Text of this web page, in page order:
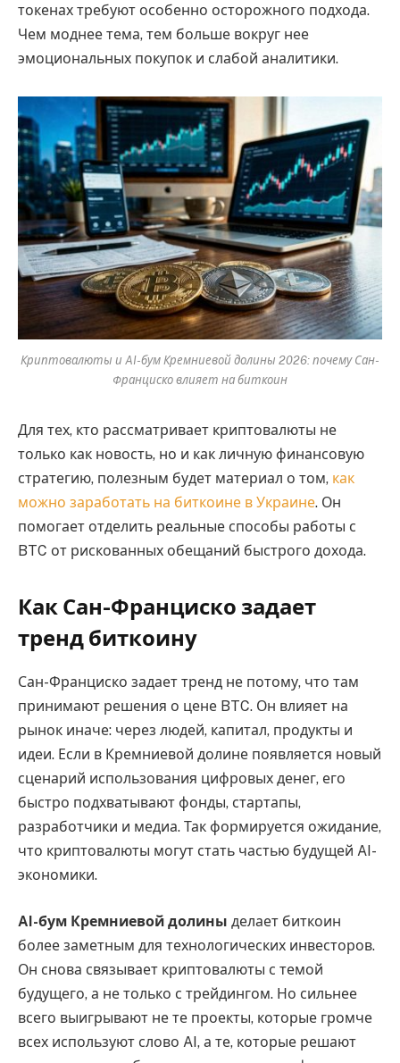
токенах требуют особенно осторожного подхода.
Чем моднее тема, тем больше вокруг нее
эмоциональных покупок и слабой аналитики.
Криптовалюты и AI-бум Кремниевой долины 2026: почему Сан-
Франциско влияет на биткоин
Для тех, кто рассматривает криптовалюты не
только как новость, но и как личную финансовую
стратегию, полезным будет материал о том, как
можно заработать на биткоине в Украине. Он
помогает отделить реальные способы работы с
BTC от рискованных обещаний быстрого дохода.
Как Сан-Франциско задает
тренд биткоину
Сан-Франциско задает тренд не потому, что там
принимают решения о цене BTC. Он влияет на
рынок иначе: через людей, капитал, продукты и
идеи. Если в Кремниевой долине появляется новый
сценарий использования цифровых денег, его
быстро подхватывают фонды, стартапы,
разработчики и медиа. Так формируется ожидание,
что криптовалюты могут стать частью будущей AI-
экономики.
AI-бум Кремниевой долины делает биткоин
более заметным для технологических инвесторов.
Он снова связывает криптовалюты с темой
будущего, а не только с трейдингом. Но сильнее
всего выигрывают не те проекты, которые громче
всех используют слово AI, а те, которые решают